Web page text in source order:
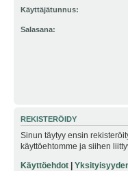
Käyttäjätunnus:
Salasana:
REKISTERÖIDY
Sinun täytyy ensin
käyttöehtomme ja siihen
Käyttöehdot |